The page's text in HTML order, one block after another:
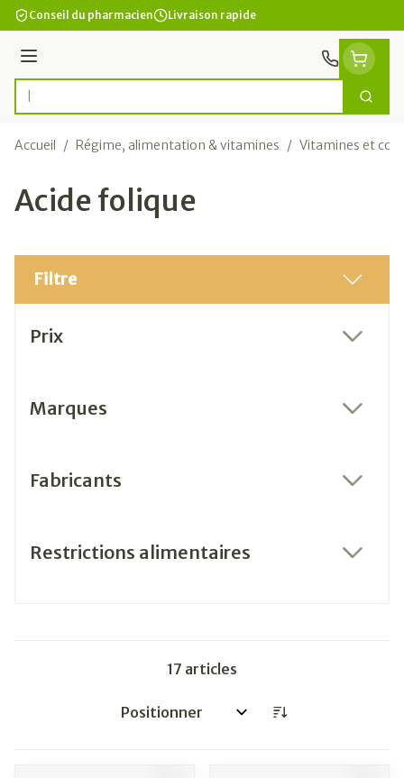
Aller au contenu
Conseil du pharmacien Livraison rapide
Menu
Rechercher
Accueil / Régime, alimentation & vitamines / Vitamines et
Acide folique
Filtre
Prix
Marques
Fabricants
Restrictions alimentaires
17 articles
Trier par: